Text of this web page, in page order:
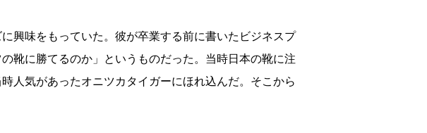
興味をもっていた。彼が卒業する前に書いたビジネスプ
靴に勝てるのか」というものだった。当時日本の靴に注
人気があったオニツカタイガーにほれ込んだ。そこから